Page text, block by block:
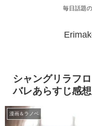
毎日話題
シャングリラフ
バレあらすじ感想
漫画＆ラノベ